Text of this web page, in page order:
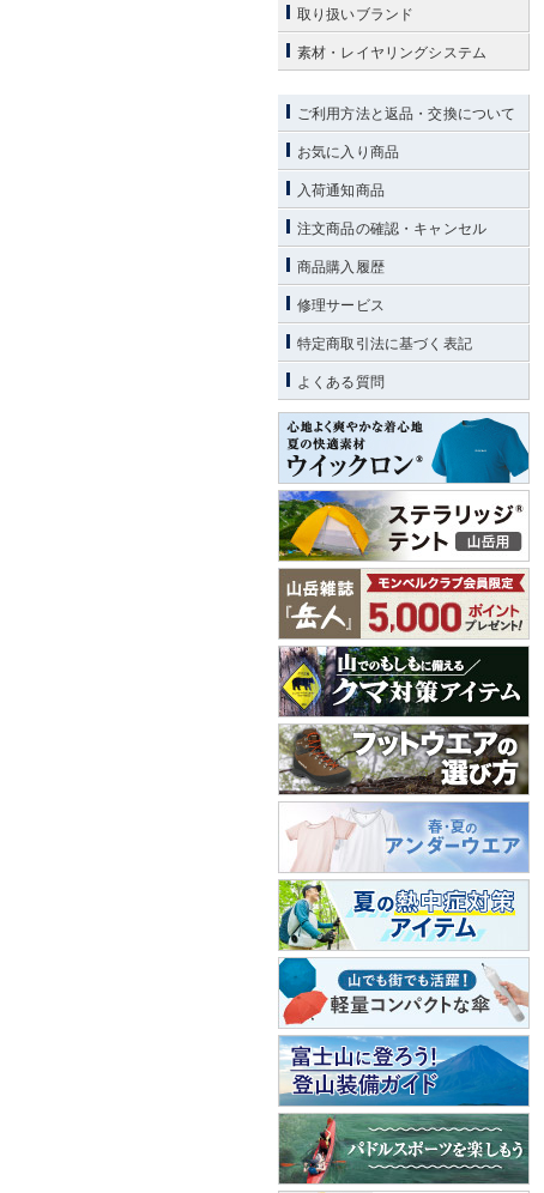
取り扱いブランド
素材・レイヤリングシステム
ご利用方法と返品・交換について
お気に入り商品
入荷通知商品
注文商品の確認・キャンセル
商品購入履歴
修理サービス
特定商取引法に基づく表記
よくある質問